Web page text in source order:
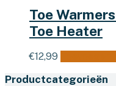
Toe
Toe Heater
€12,99
Productcategorieën